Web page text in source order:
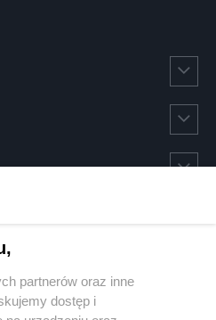
partnerów oraz inne
dostęp i